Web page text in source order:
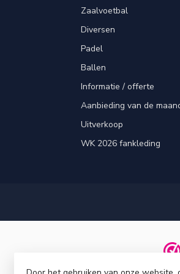
Zaalvoetbal
Diversen
Padel
Ballen
Informatie / offerte
Aanbieding van de
Uitverkoop
WK 2026 fankleding